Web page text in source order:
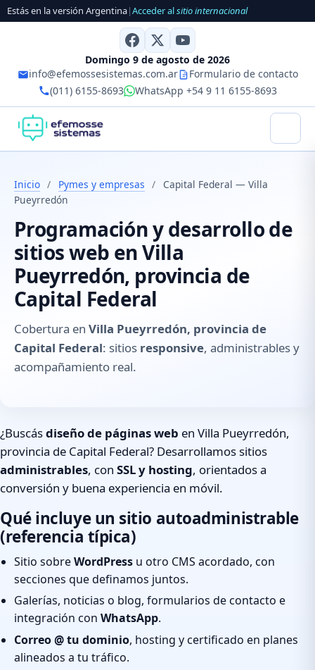
Estás en la versión Argentina|Acceder alsitio internacional
Domingo 9 de agosto de 2026
info@efemossesistemas.com.ar
Formulario de contacto
(011) 6155-8693
WhatsApp +54 9 11 6155-8693
Inicio / Pymes y empresas /
Capital Federal — Villa
Pueyrredón
Programación y desarrollo de
sitios web en Villa
Pueyrredón, provincia de
Capital Federal
Cobertura en Villa Pueyrredón, provincia de
Capital Federal: sitios responsive, administrables y
acompañamiento real.
¿Buscásdiseño de páginas web en Villa Pueyrredón,
provincia de Capital Federal? Desarrollamos sitios
administrables, con SSL y hosting, orientados a
conversión y buena experiencia en móvil.
Qué incluye un sitio autoadministrable
(referencia típica)
Sitio sobreWordPress u otro CMS acordado, con
secciones que definamos juntos.
Galerías, noticias o blog, formularios de contacto e
integración con WhatsApp.
Correo @ tu dominio, hosting y certificado en planes
alineados a tu tráfico.